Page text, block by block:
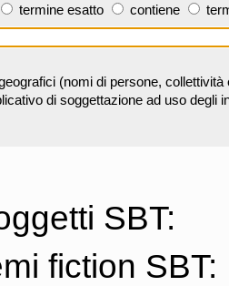
termine esatto contiene
(nomi di persone,
di soggettazione ad uso degli
SBT:
fiction SBT: